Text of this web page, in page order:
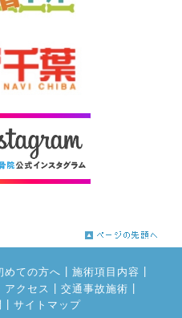
めての方へ 施術項目内容
アクセス 交通事故施術
サイトマップ